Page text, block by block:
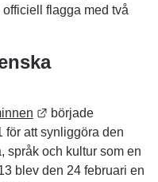
flagga med två
Länk till annan
började
för att synliggöra den
språk och kultur som en
blev den 24 februari en